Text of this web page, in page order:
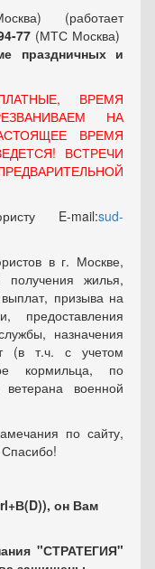
(работает
77 (МТС Москва)
праздничных и
ВРЕМЯ
НА
ВРЕМЯ
ВСТРЕЧИ
E-mail:sud-
в г. Москве,
получения жилья,
призыва на
предоставления
назначения
(в т.ч. с учетом
кормильца, по
ветерана военной
по сайту,
он Вам
"СТРАТЕГИЯ"